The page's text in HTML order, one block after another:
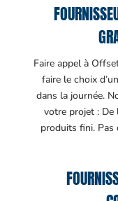
Faire appel à
faire le choix
dans la journée.
votre projet : De
produits fini. Pas